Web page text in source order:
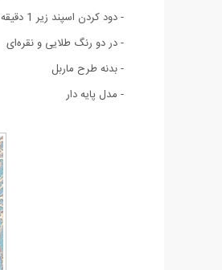
- دود کردن اسپند زیر 1 دقیقه
- در دو رنگ طلایی و نقره‌ای
- بدنه طرح ماربل
- مدل پایه دار